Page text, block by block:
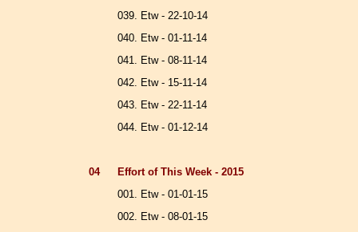
039. Etw - 22-10-14
040. Etw - 01-11-14
041. Etw - 08-11-14
042. Etw - 15-11-14
043. Etw - 22-11-14
044. Etw - 01-12-14
04
Effort of This Week - 2015
001. Etw - 01-01-15
002. Etw - 08-01-15